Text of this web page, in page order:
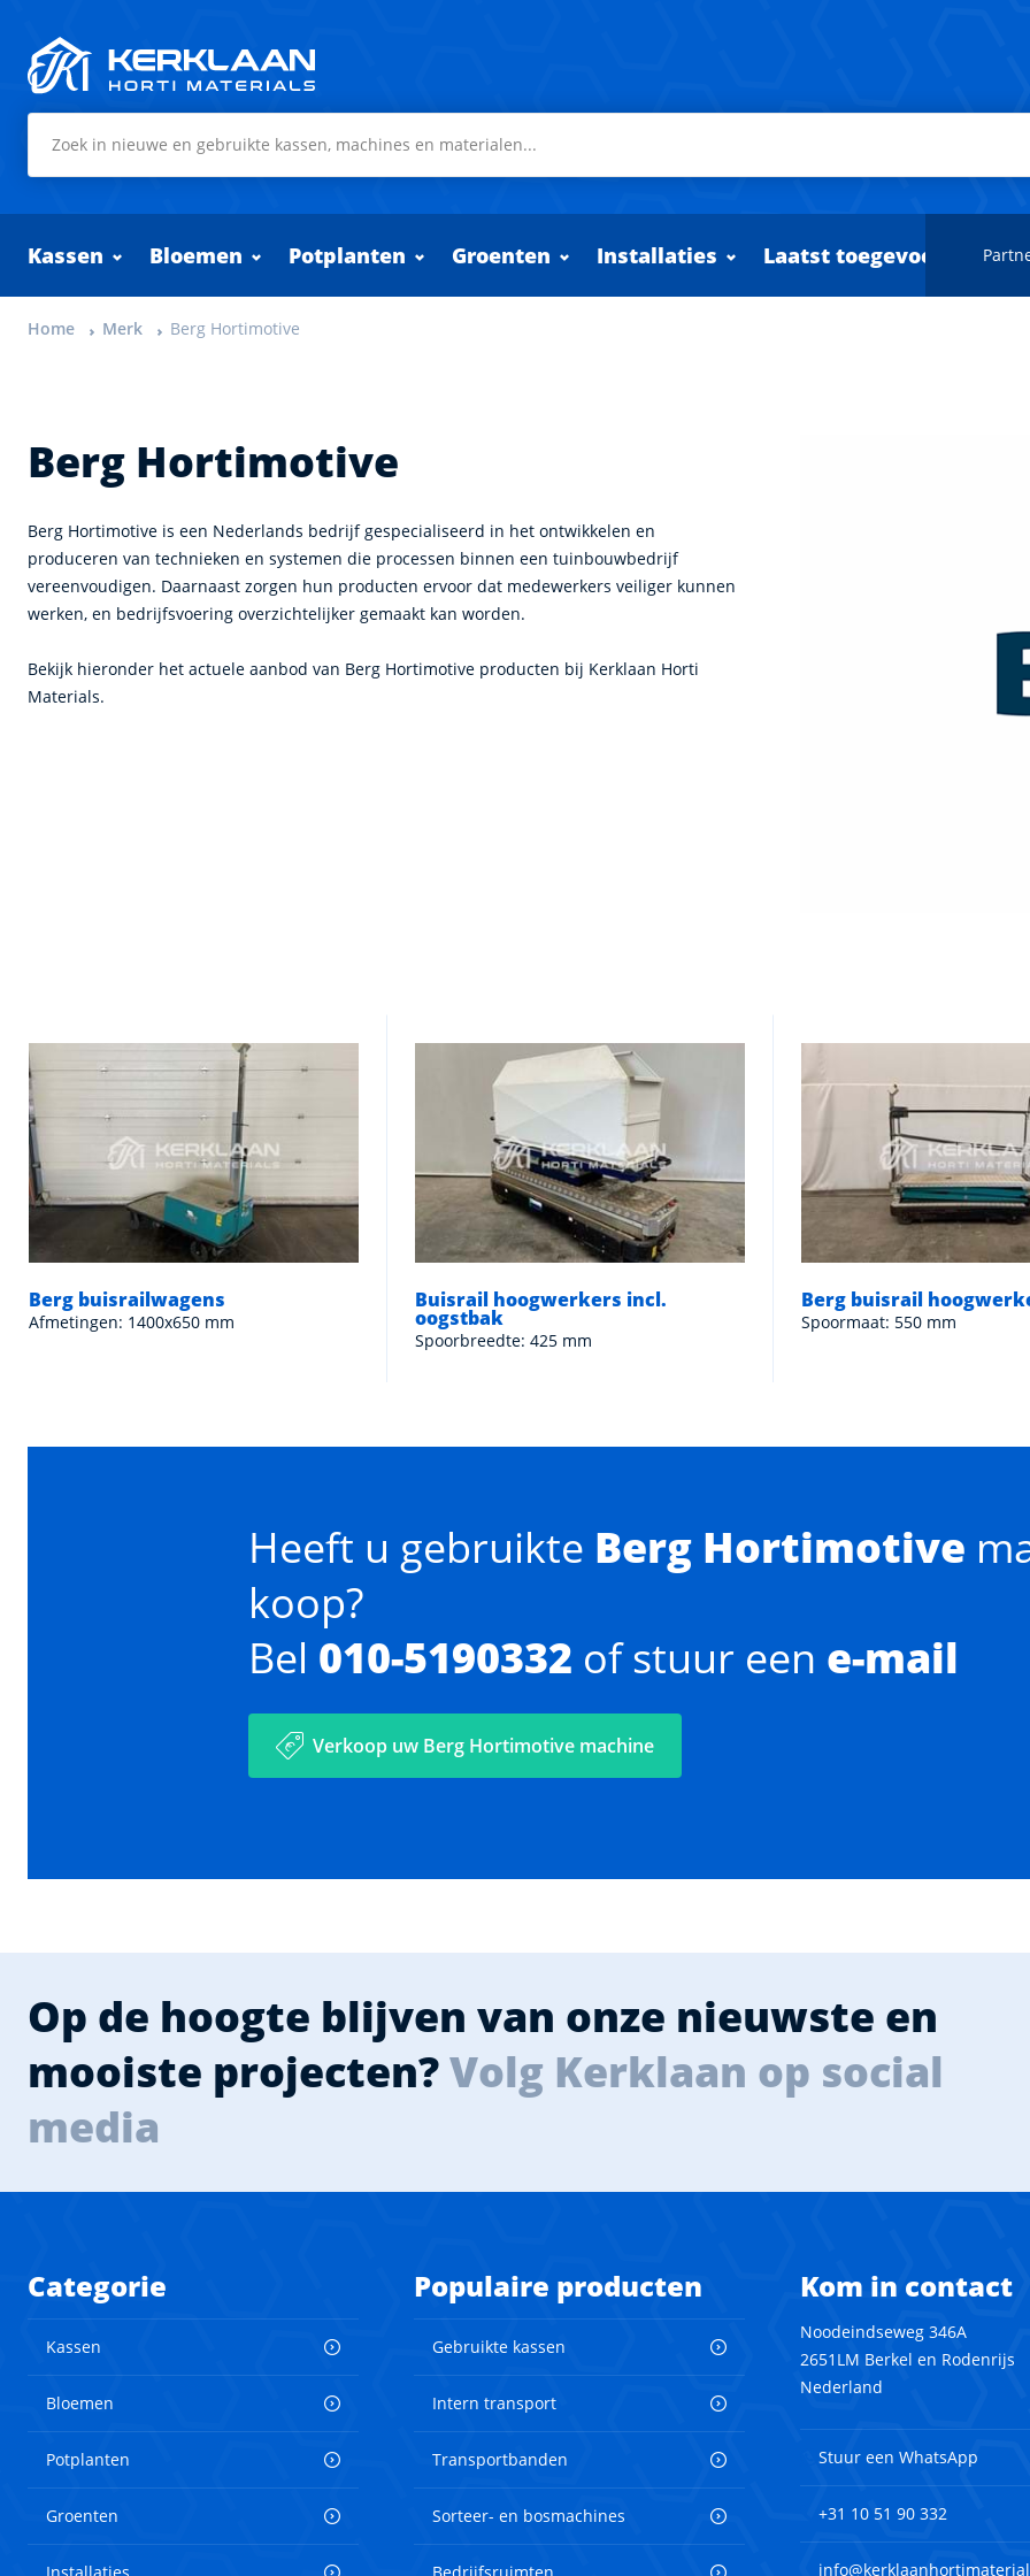
Kassen Bloemen Potplanten Groenten Installaties Laatst toegevoegd
Home Merk Berg Hortimotive
Berg Hortimotive
Berg Hortimotive is een Nederlands bedrijf gespecialiseerd in het ontwikkelen en
produceren van technieken en systemen die processen binnen een tuinbouwbedrijf
vereenvoudigen. Daarnaast zorgen hun producten ervoor dat medewerkers veiliger kunnen
werken, en bedrijfsvoering overzichtelijker gemaakt kan worden.
Bekijk hieronder het actuele aanbod van Berg Hortimotive producten bij Kerklaan Horti
Materials.
Berg buisrailwagens
Afmetingen: 1400x650 mm
Buisrail hoogwerkers incl.
oogstbak
Spoorbreedte: 425 mm
Berg buisrail
Spoormaat: 550 mm
Heeft u gebruikte Berg Hortimotive
koop?
Bel 010-5190332 of stuur een e-mail
Verkoop uw Berg Hortimotive machine
Op de hoogte blijven van onze nieuwste en
mooiste projecten?Volg Kerklaan op social
media
Categorie
Kassen
Bloemen
Potplanten
Groenten
Populaire producten
Gebruikte kassen
Intern transport
Transportbanden
Sorteer- en bosmachines
Kom in contact
Noodeindseweg 346A
2651LM Berkel en Rodenrijs
Nederland
Stuur een WhatsApp
+31 10 51 90 332